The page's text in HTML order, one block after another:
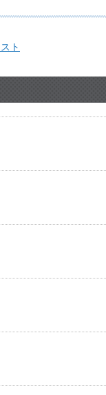
ト